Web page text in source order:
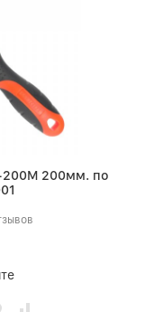
200M 200мм. по